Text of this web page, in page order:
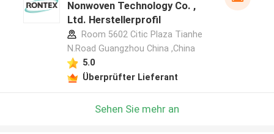
Nonwoven Technology Co. ,
Ltd. Herstellerprofil
Room 5602 Citic Plaza Tianhe
N.Road Guangzhou China ,China
5.0
Überprüfter Lieferant
Sehen Sie mehr an